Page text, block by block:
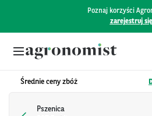
Poznaj korzyści
zarejestruj
Średnie ceny zbóż
Pszenica